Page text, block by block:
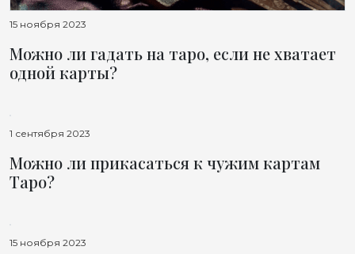
15 ноября 2023
Можно ли гадать на таро, если не хватает
одной карты?
1 сентября 2023
Можно ли прикасаться к чужим картам
Таро?
15 ноября 2023